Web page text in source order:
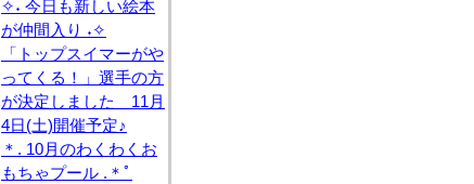
✧˖ 今日も新しい絵本
が仲間入り ˖✧
「トップスイマーがや
ってくる！」選手の方
が決定しました 11月
4日(土)開催予定♪
＊. 10月のわくわくお
もちゃプール .＊ﾟ